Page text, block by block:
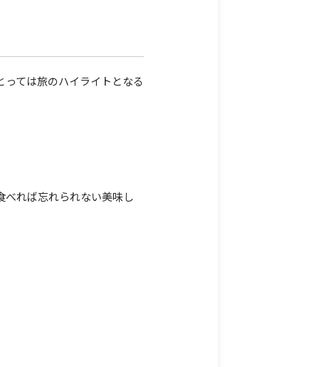
ては旅のハイライトとなる
れば忘れられない美味し